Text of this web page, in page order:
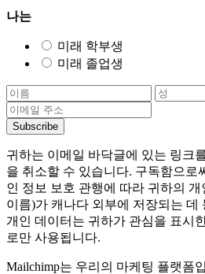
나는
미래 학부생
미래 졸업생
귀하는 이메일 바닥글에 있는 링크
을 취소할 수 있습니다. 구독함으로
인 정보 보호 관행에 따라 귀하의
이름)가 캐나다 외부에 저장되는 데
개인 데이터는 귀하가 관심을 표시
로만 사용됩니다.
Mailchimp는 우리의 마케팅 플랫폼